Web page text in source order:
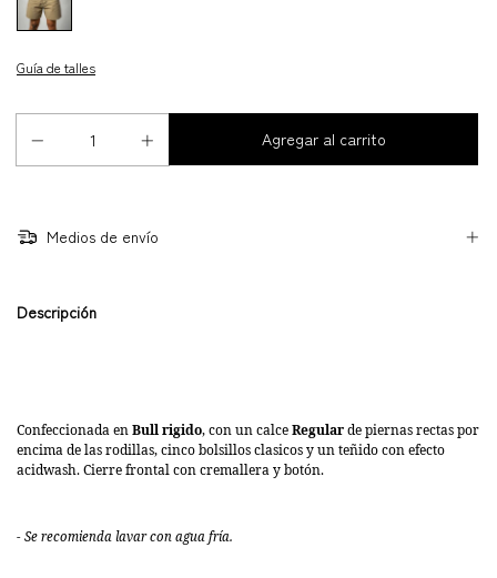
Guía de talles
Medios de envío
Descripción
Confeccionada enBull rigido, con un calceRegularde piernas rectas por
encima de las rodillas,cinco bolsillos clasicos y un teñido con efecto
acidwash. Cierre frontal con cremallera y botón.
- Se recomienda lavar con agua fría.